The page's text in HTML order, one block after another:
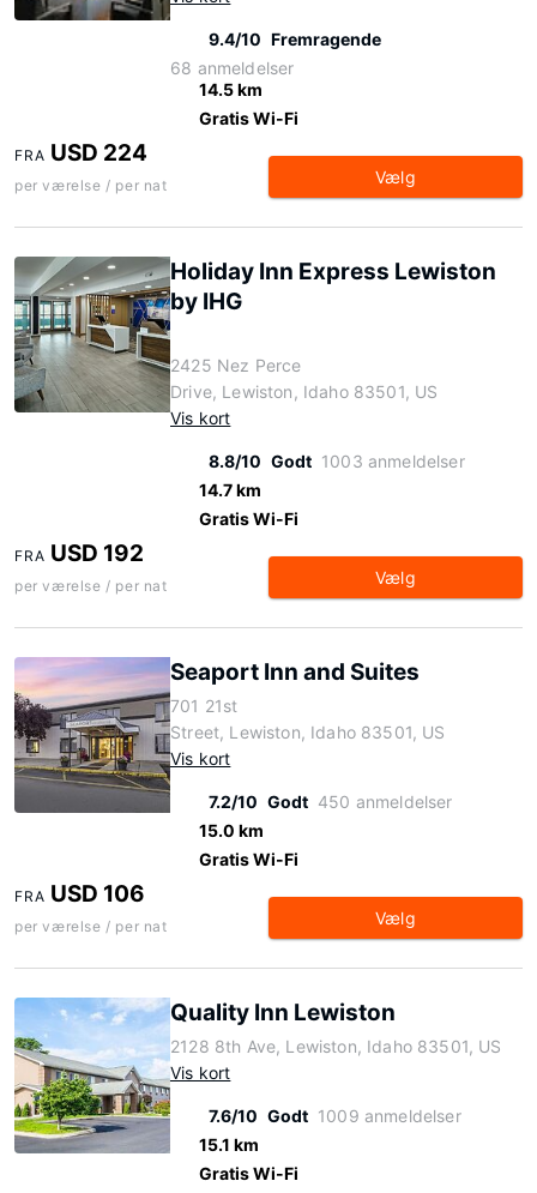
9.4/10 Fremragende
68 anmeldelser
14.5 km
Gratis Wi-Fi
FRA USD 224
per værelse / per nat Vælg
Holiday Inn Express Lewiston
by IHG
2425 Nez Perce
Drive, Lewiston, Idaho 83501, US
Vis kort
8.8/10 Godt 1003 anmeldelser
14.7 km
Gratis Wi-Fi
FRA USD 192
per værelse / per nat Vælg
Seaport Inn and Suites
701 21st
Street, Lewiston, Idaho 83501, US
Vis kort
7.2/10 Godt 450 anmeldelser
15.0 km
Gratis Wi-Fi
FRA USD 106
per værelse / per nat Vælg
Quality Inn Lewiston
2128 8th Ave, Lewiston, Idaho 83501, US
Vis kort
7.6/10 Godt 1009 anmeldelser
15.1 km
Gratis Wi-Fi